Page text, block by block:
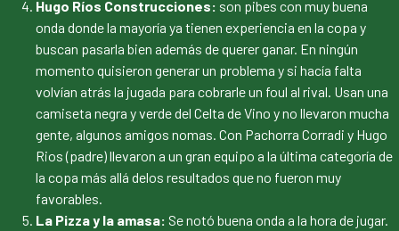
Hugo Ríos Construcciones: son pibes con muy buena
onda donde la mayoría ya tienen experiencia en la copa y
buscan pasarla bien además de querer ganar. En ningún
momento quisieron generar un problema y si hacía falta
volvían atrás la jugada para cobrarle un foul al rival. Usan una
camiseta negra y verde del Celta de Vino y no llevaron mucha
gente, algunos amigos nomas. Con Pachorra Corradi y Hugo
Rios (padre) llevaron a un gran equipo a la última categoría de
la copa más allá delos resultados que no fueron muy
favorables.
La Pizza y la amasa: Se notó buena onda a la hora de jugar.